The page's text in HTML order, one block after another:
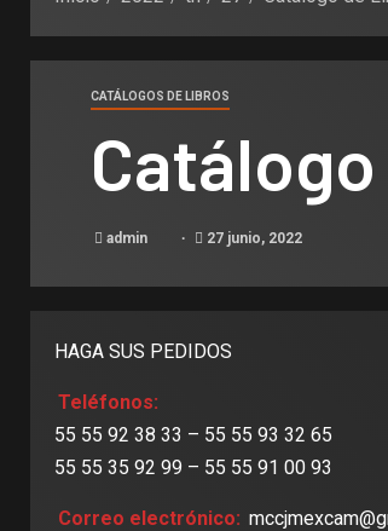
CATÁLOGOS DE LIBROS
admin 27 junio, 2022
HAGA SUS PEDIDOS
Teléfonos:
55 55 92 38 33 – 55 55 93 32 65
55 55 35 92 99 – 55 55 91 00 93
Correo electrónico: